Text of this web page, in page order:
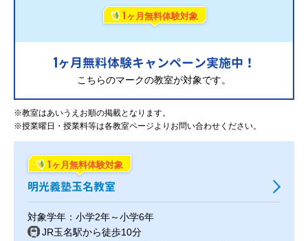
1 ヶ月無料体験対象
1ヶ月無料体験キャンペーン実施中！
こちらのマークの教室が対象です。
※教室はあいうえお順の掲載となります。
※授業曜日・授業料等は各教室ページよりお問い合わせください。
1 ヶ月無料体験対象
明光義塾玉名教室
対象学年：小学2年～小学6年
JR玉名駅から徒歩10分